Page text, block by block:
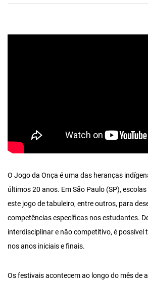
O Jogo da Onça é uma das heranças
últimos 20 anos. Em São Paulo (SP),
este jogo de tabuleiro, entre outros, para
competências específicas nos estudantes.
interdisciplinar e não competitivo, é possível
nos anos iniciais e finais.
Os festivais acontecem ao longo do mês de